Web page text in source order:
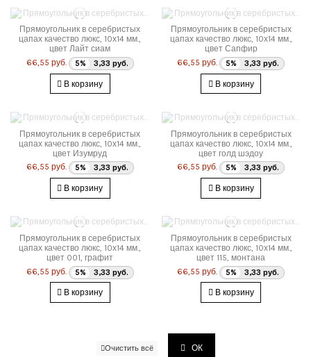
Прямоугольник в серебристых
цапах качество люкс, 10х14 мм.,
цвет Лайт сиам
66,55 руб.
5% 3,33 руб.
В корзину
Прямоугольник в серебристых
цапах качество люкс, 10х14 мм.,
цвет Сапфир
66,55 руб.
5% 3,33 руб.
В корзину
Прямоугольник в серебристых
цапах качество люкс, 10х14 мм.,
цвет Изумруд
66,55 руб.
5% 3,33 руб.
В корзину
Прямоугольник в серебристых
цапах качество люкс, 10х14 мм.,
цвет голд шэдоу
66,55 руб.
5% 3,33 руб.
В корзину
Прямоугольник в серебристых
цапах качество люкс, 10х14 мм.,
цвет 001, графит
66,55 руб.
5% 3,33 руб.
В корзину
Прямоугольник в серебристых
цапах качество люкс, 10х14 мм.,
цвет 115, монтана
66,55 руб.
5% 3,33 руб.
В корзину
Очистить всё ОК